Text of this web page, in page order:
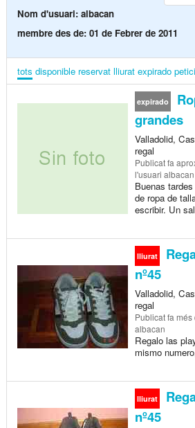
Nom d'usuari: albacan
membre des de: 01 de Febrer de 2011
tots disponible reservat lliurat expirado
expirado
grandes
Valladolid,
regal
Publicatfa
l'usuari albacan
Buenas
de ropa de
escribir. Un
lliurat
nº45
Valladolid,
regal
Publicatfa més
albacan
Regalo las
mismo
lliurat
nº45